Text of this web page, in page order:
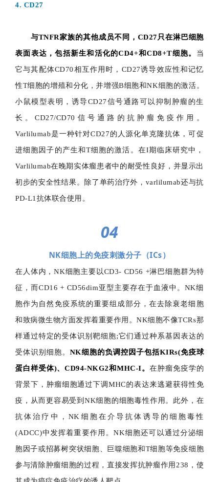
4. CD27
与TNFR家族的其他成员不同，CD27只在淋巴细胞
表面表达，包括新生和活化的CD4+和CD8+T细胞。 当
它与其配体CD70相互作用时，CD27诱导效应性和记忆
性T细胞的增殖和分化，并增强B细胞和NK细胞的激活。
小鼠模型表明，诱导CD27信号通路可以抑制肿瘤的生
长。CD27/CD70信号通路的抗肿瘤免疫作用。
Varlilumab是一种针对CD27的人源化单克隆抗体，可促
进细胞因子的产生和T细胞的激活。在I期临床研究中，
Varlilumab在晚期实体瘤患者中的耐受性良好，并显示出
初步的安全性结果。除了单药治疗外，varlilumab还与抗
PD-L1抗体联合使用。
04
NK细胞上的免疫刺激分子（ICs）
在人体内，NK细胞主要以CD3- CD56 +淋巴细胞群为特
征，而CD16 + CD56dim亚型主要存在于血液中。NK细
胞作为自然免疫系统的重要组成部分，在去除衰老细胞
和致病微生物方面发挥着重要作用。NK细胞不像TCRs那
样通过特定的受体识别靶细胞;它们通过种系基因表达的
受体识别细胞。 NK细胞的负调控因子包括KIRs(免疫球
蛋白样受体)、CD94-NKG2和MHC-I。在肿瘤免疫学的
背景下，肿瘤细胞通过下调MHC的表达来逃避获得性免
疫，从而更容易受到NK细胞的细胞毒性作用。此外，在
抗体治疗中，NK细胞在介导抗体诱导的细胞毒性
(ADCC)中发挥着重要作用。NK细胞还可以通过分泌细
胞因子或招募树突状细胞、巨噬细胞和T细胞等免疫细胞
参与清除肿瘤细胞的过程，直接发挥抗肿瘤作用238，使